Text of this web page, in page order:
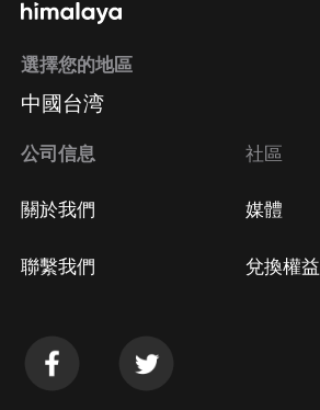
選擇您的地區
中國台湾
公司信息
關於我們
聯繫我們
社區
媒體
兌換權益